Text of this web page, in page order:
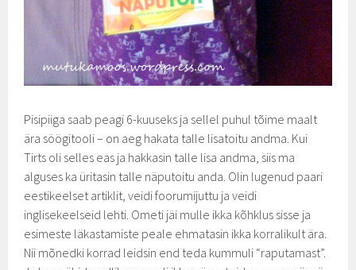
Pisipiiga saab peagi 6-kuuseks ja sellel puhul tõime maalt
ära söögitooli – on aeg hakata talle lisatoitu andma. Kui
Tirts oli selles eas ja hakkasin talle lisa andma, siis ma
alguses ka üritasin talle näputoitu anda. Olin lugenud paari
eestikeelset artiklit, veidi foorumijuttu ja veidi
inglisekeelseid lehti. Ometi jäi mulle ikka kõhklus sisse ja
esimeste läkastamiste peale ehmatasin ikka korralikult ära.
Nii mõnedki korrad leidsin end teda kummuli “raputamast”.